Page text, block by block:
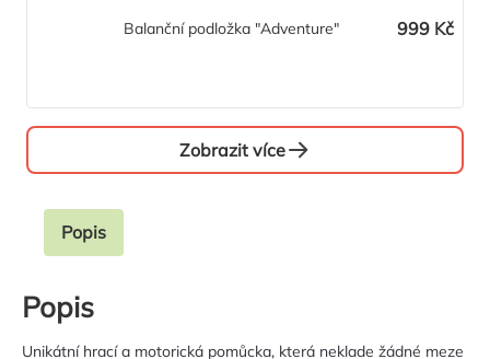
Balanční podložka "Adventure" 999 Kč
Zobrazit více
Popis
Popis
Unikátní hrací a motorická pomůcka, která neklade žádné meze